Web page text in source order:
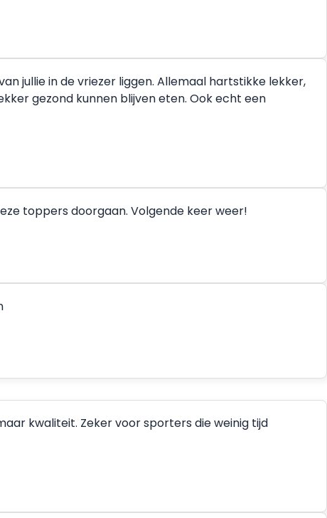
jullie in de vriezer liggen. Allemaal hartstikke lekker,
gezond kunnen blijven eten. Ook echt een
toppers doorgaan. Volgende keer weer!
kwaliteit. Zeker voor sporters die weinig tijd